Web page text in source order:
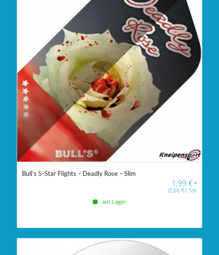
Bull’s 5-Star Flights – Deadly Rose – Slim
1,99€*
0,66€/Stk
- auf Lager